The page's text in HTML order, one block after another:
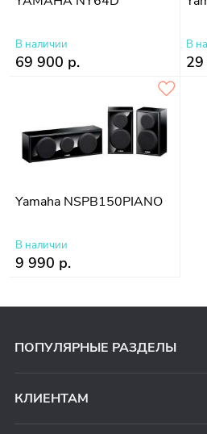
В наличии
69 900 р.
В
Yamaha NSPB150PIANO
В наличии
9 990 р.
ПОПУЛЯРНЫЕ РАЗДЕЛЫ
КЛИЕНТАМ